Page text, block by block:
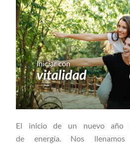
El inicio de un nuevo año
de energía. Nos